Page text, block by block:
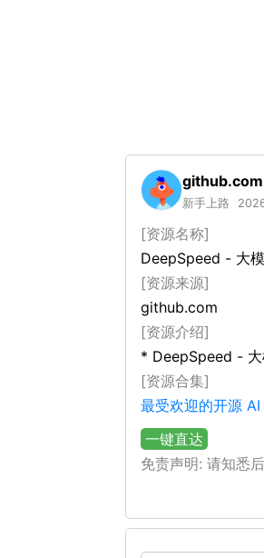
github.com
新手上路
[资源名称]
DeepSpeed - 大
[资源来源]
github.com
[资源介绍]
* DeepSpeed -
[资源合集]
最受欢迎的开源
一键直达
免责声明: 请知悉